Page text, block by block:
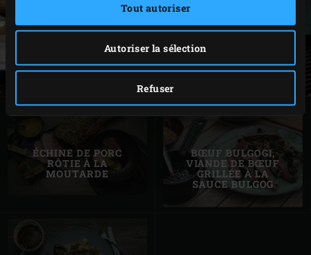
Tout autoriser
Autoriser la sélection
Refuser
ÉCHINE DE PORC
RÔTIE À LA
MOUTARDE
BŒUF BULGOGI,
VIANDE DE BŒUF
GRILLÉE À LA
SAUCE BULGOG